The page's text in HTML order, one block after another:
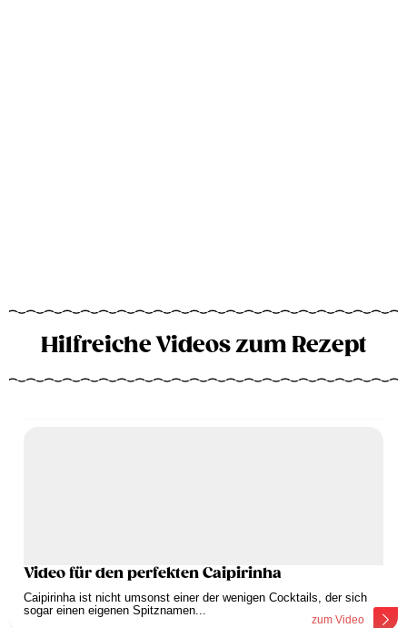
Hilfreiche Videos zum Rezept
Video für den perfekten Caipirinha
Caipirinha ist nicht umsonst einer der wenigen Cocktails, der sich
sogar einen eigenen Spitznamen...
zum Video